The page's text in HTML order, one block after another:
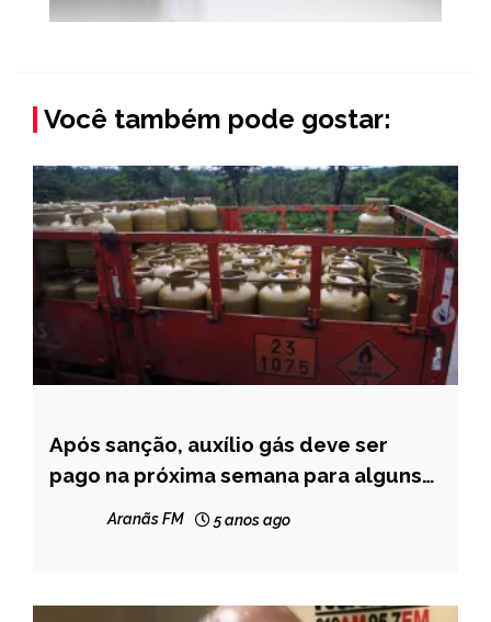
Você também pode gostar:
BRASIL
NOTÍCIAS
Após sanção, auxílio gás deve ser
pago na próxima semana para alguns
Aranãs FM 5 anos ago